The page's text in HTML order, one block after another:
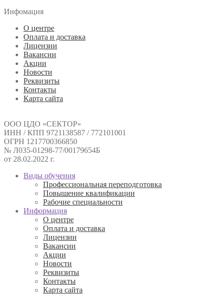
Инфомация
О центре
Оплата и доставка
Лицензии
Вакансии
Акции
Новости
Реквизиты
Контакты
Карта сайта
ООО ЦДО «СЕКТОР»
ИНН / КПП 9721138587 / 772101001
ОГРН 1217700366850
№ Л035-01298-77/00179654Б
от 28.02.2022 г.
Виды обучения
Профессиональная переподготовка
Повышение квалификации
Рабочие специальности
Информация
О центре
Оплата и доставка
Лицензии
Вакансии
Акции
Новости
Реквизиты
Контакты
Карта сайта